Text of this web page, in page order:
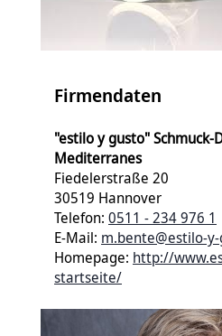
Firmendaten
"estilo y gusto" Schmuck-
Mediterranes
Fiedelerstraße 20
30519 Hannover
Telefon: 0511 - 234 976 1
E-Mail: m.bente@estilo-
Homepage: http://
startseite/